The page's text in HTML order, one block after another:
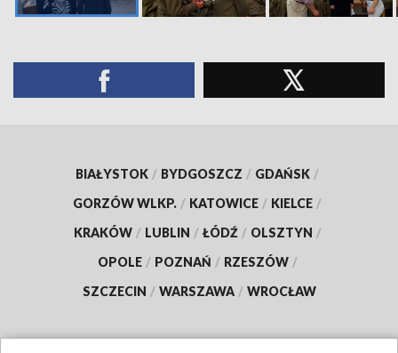
BIAŁYSTOK / BYDGOSZCZ / GDAŃSK /
GORZÓW WLKP. / KATOWICE / KIELCE /
KRAKÓW / LUBLIN / ŁÓDŹ / OLSZTYN /
OPOLE / POZNAŃ / RZESZÓW /
SZCZECIN / WARSZAWA / WROCŁAW